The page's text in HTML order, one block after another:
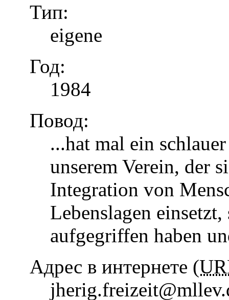
Тип:
eigene
Год:
1984
Повод:
...hat mal ein
unserem Verein, der
Integration von
Lebenslagen
aufgegriffen haben
Адрес в интернете (